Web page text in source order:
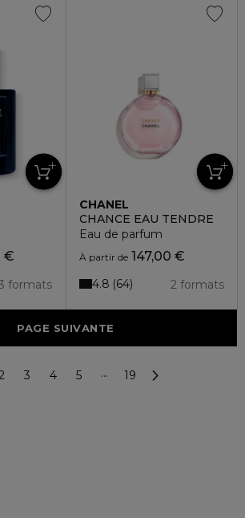
€
formats
CHANEL
CHANCE EAU TENDRE
Eau de parfum
À partir de147,00 €
2 formats
4.8 64
PAGE SUIVANTE
3 4 5 ··· 19